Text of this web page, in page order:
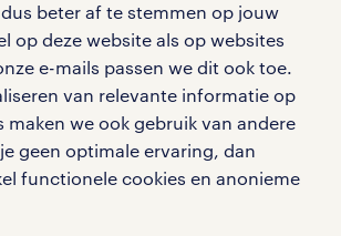
beter af te stemmen op jouw
op deze website als op websites
e-mails passen we dit ook toe.
van relevante informatie op
maken we ook gebruik van andere
geen optimale ervaring, dan
functionele cookies en anonieme